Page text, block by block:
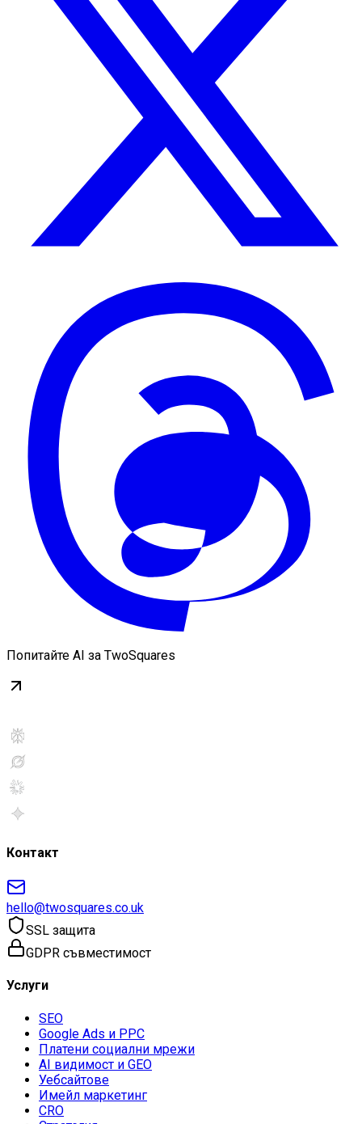
Попитайте AI за TwoSquares
Контакт
hello@twosquares.co.uk
SSL защита
GDPR съвместимост
Услуги
SEO
Google Ads и PPC
Платени социални мрежи
AI видимост и GEO
Уебсайтове
Имейл маркетинг
CRO